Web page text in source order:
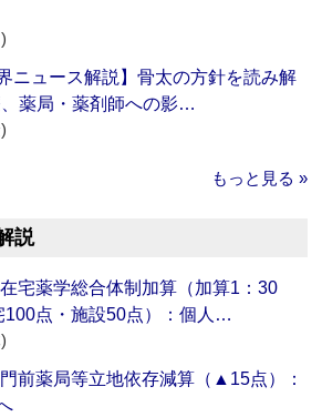
ニュース解説】骨太の方針を読み解
、薬局・薬剤師への影…
もっと見る »
説
在宅薬学総合体制加算（加算1：30
100点・施設50点）：個人…
門前薬局等立地依存減算（▲15点）：